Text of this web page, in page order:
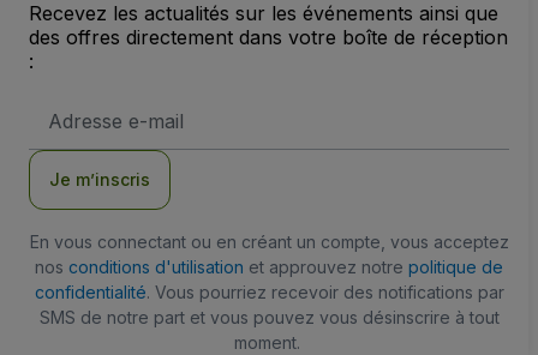
Recevez les actualités sur les événements ainsi que
des offres directement dans votre boîte de réception
:
e-
Je m’inscris
En vous connectant ou en créant un compte, vous acceptez
nos conditions d'utilisation et approuvez notre politique de
confidentialité. Vous pourriez recevoir des notifications par
SMS de notre part et vous pouvez vous désinscrire à tout
moment.